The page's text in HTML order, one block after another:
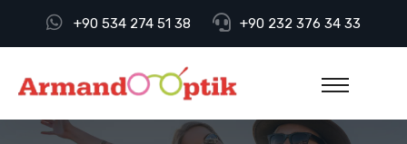
+90 534 274 51 38 +90 232 376 34 33